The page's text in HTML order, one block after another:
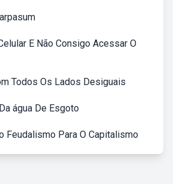
E Não Consigo Acessar O
Todos Os Lados Desiguais
água De Esgoto
Feudalismo Para O Capitalismo